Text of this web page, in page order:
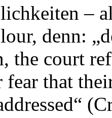
–
denn:
the court
fear that